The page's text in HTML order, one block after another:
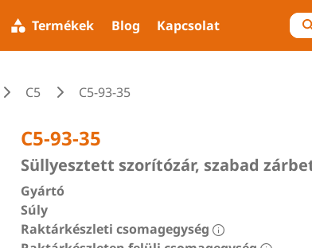
Termékek Blog Kapcsolat
C5 C5-93-35
C5-93-35
Süllyesztett szorítózár, szabad
Gyártó
Súly
Raktárkészleti csomagegység